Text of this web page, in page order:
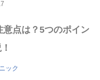
点は？5つのポイン
ック